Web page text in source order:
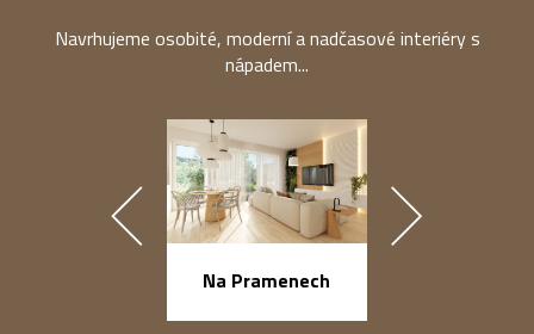
Navrhujeme osobité, moderní a nadčasové interiéry s
nápadem...
Na Pramenech